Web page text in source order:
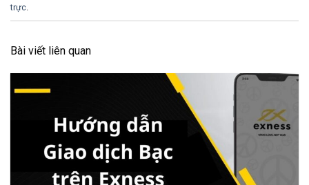
trực.
Bài viết liên quan